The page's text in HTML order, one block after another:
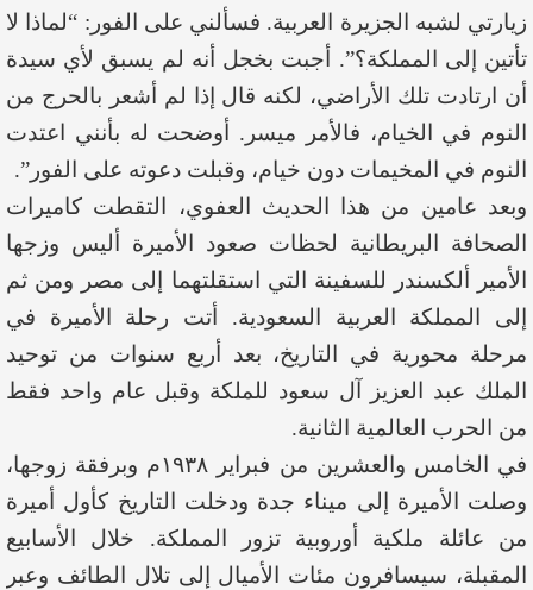
زيارتي لشبه الجزيرة العربية. فسألني على الفور: “لماذا لا
تأتين إلى المملكة؟”. أجبت بخجل أنه لم يسبق لأي سيدة
أن ارتادت تلك الأراضي، لكنه قال إذا لم أشعر بالحرج من
النوم في الخيام، فالأمر ميسر. أوضحت له بأنني اعتدت
النوم في المخيمات دون خيام، وقبلت دعوته على الفور”.
وبعد عامين من هذا الحديث العفوي، التقطت كاميرات
الصحافة البريطانية لحظات صعود الأميرة أليس وزجها
الأمير ألكسندر للسفينة التي استقلتهما إلى مصر ومن ثم
إلى المملكة العربية السعودية. أتت رحلة الأميرة في
مرحلة محورية في التاريخ، بعد أربع سنوات من توحيد
الملك عبد العزيز آل سعود للملكة وقبل عام واحد فقط
من الحرب العالمية الثانية.
في الخامس والعشرين من فبراير ١٩٣٨م وبرفقة زوجها،
وصلت الأميرة إلى ميناء جدة ودخلت التاريخ كأول أميرة
من عائلة ملكية أوروبية تزور المملكة. خلال الأسابيع
المقبلة، سيسافرون مئات الأميال إلى تلال الطائف وعبر